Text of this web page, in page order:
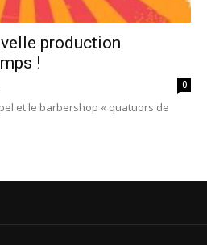
production
!
0
et le barbershop « quatuors de